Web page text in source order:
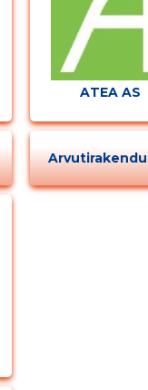
ATEA AS